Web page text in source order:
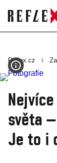
Reflex.cz
světa
Je to i